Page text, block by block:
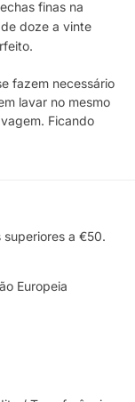
finas na
doze a vinte
fazem necessário
lavar no mesmo
Ficando
a €50.
Europeia